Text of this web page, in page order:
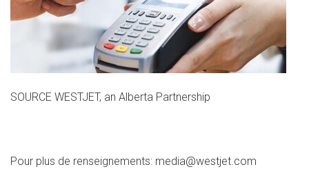
SOURCE WESTJET, an Alberta Partnership
Pour plus de renseignements: media@westjet.com